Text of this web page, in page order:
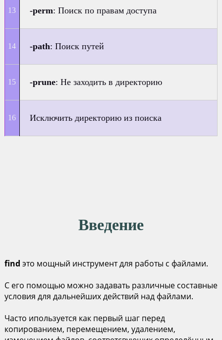
-perm: Поиск по правам доступа
-path: Поиск путей
-prune: Не заходить в директорию
Исключить директорию из поиска
Введение
find это мощный инструмент для работы с файлами.
С его помощью можно задавать различные составные
условия для дальнейших действий над файлами.
Часто ипользуется как первый шаг перед
копированием, перемещением, удалением,